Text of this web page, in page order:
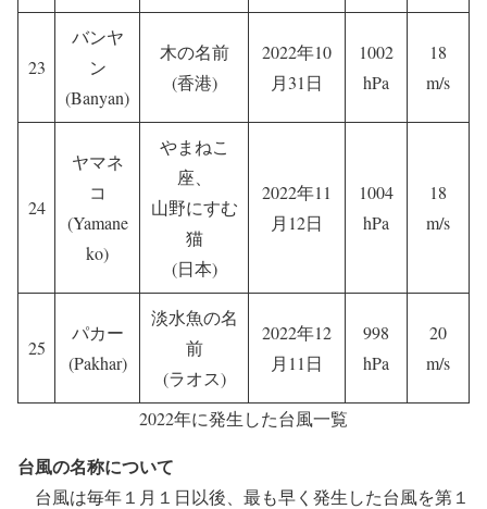
23
バンヤ
ン
(Banyan)
木の名前
(香港)
2022年10
月31日
1002
hPa
18
m/s
24
ヤマネ
コ
(Yamane
ko)
やまねこ
座、
山野にすむ
猫
(日本)
2022年11
月12日
1004
hPa
18
m/s
25
パカー
(Pakhar)
淡水魚の名
前
(ラオス)
2022年12
月11日
998
hPa
20
m/s
2022年に発生した台風一覧
台風の名称について
台風は毎年１月１日以後、最も早く発生した台風を第１